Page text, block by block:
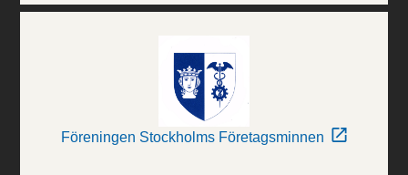
Föreningen Stockholms Företagsminnen